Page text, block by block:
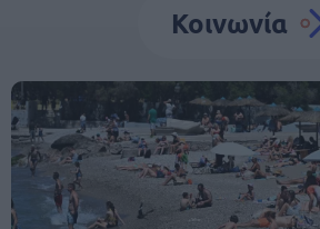
Κοινωνία